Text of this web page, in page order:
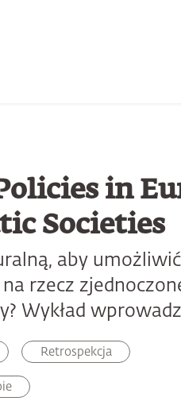
in
Societies
aby
rzecz
Wykład
Retrospekcja